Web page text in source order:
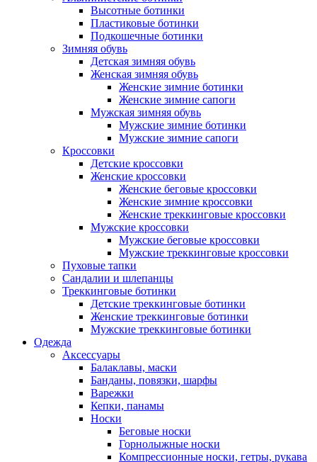
Высотные ботинки
Пластиковые ботинки
Подкошечные ботинки
Зимняя обувь
Детская зимняя обувь
Женская зимняя обувь
Женские зимние ботинки
Женские зимние сапоги
Мужская зимняя обувь
Мужские зимние ботинки
Мужские зимние сапоги
Кроссовки
Детские кроссовки
Женские кроссовки
Женские беговые кроссовки
Женские зимние кроссовки
Женские треккинговые кроссовки
Мужские кроссовки
Мужские беговые кроссовки
Мужские треккинговые кроссовки
Пуховые тапки
Сандалии и шлепанцы
Треккинговые ботинки
Детские треккинговые ботинки
Женские треккинговые ботинки
Мужские треккинговые ботинки
Одежда
Аксессуары
Балаклавы, маски
Банданы, повязки, шарфы
Варежки
Кепки, панамы
Носки
Беговые носки
Горнолыжные носки
Компрессионные носки, гетры, рукава